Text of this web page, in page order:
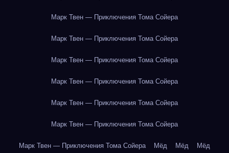
Марк Твен — Приключения Тома Сойера
Марк Твен — Приключения Тома Сойера
Марк Твен — Приключения Тома Сойера
Марк Твен — Приключения Тома Сойера
Марк Твен — Приключения Тома Сойера
Марк Твен — Приключения Тома Сойера
Марк Твен — Приключения Тома Сойера Мёд Мёд Мёд